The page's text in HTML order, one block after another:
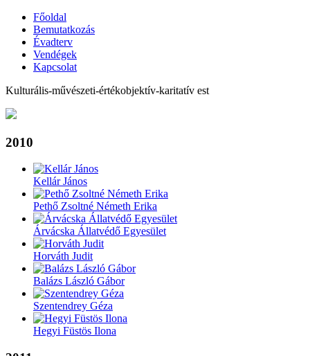
Skip
main
content
Main
navigation
Főoldal
Bemutatkozás
Évadterv
Vendégek
Kapcsolat
Kulturális-művészeti-értékobjektív-karitatív est
Back
2010
Kellár János
Pethő Zsoltné Németh Erika
Árvácska Állatvédő Egyesület
Horváth Judit
Balázs László Gábor
Szentendrey Géza
Hegyi Füstös Ilona